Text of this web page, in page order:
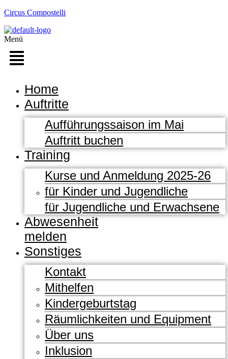
Circus Compostelli
Menü
Home
Auftritte
Aufführungssaison im Mai
Auftritt buchen
Training
Kurse und Anmeldung 2025-26
für Kinder und Jugendliche
für Jugendliche und Erwachsene
Abwesenheit
melden
Sonstiges
Kontakt
Mithelfen
Kindergeburtstag
Räumlichkeiten und Equipment
Über uns
Inklusion